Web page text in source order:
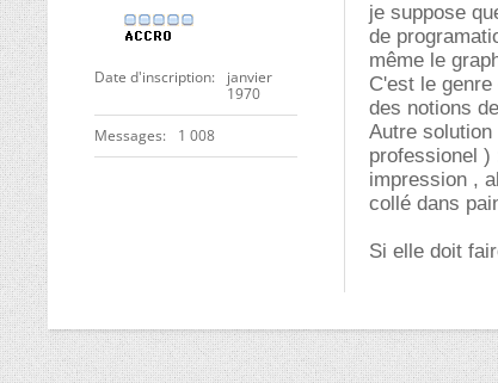
Date d'inscription
janvier
1970
Messages 1 008
je suppose
de
même le
C'est le
des notions
Autre
professionel
impression ,
collé dans
Si elle doit